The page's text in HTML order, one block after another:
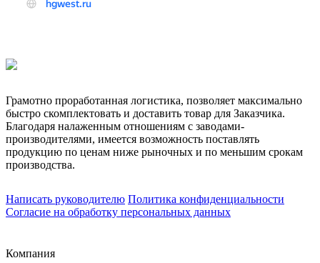
Грамотно проработанная логистика, позволяет максимально
быстро скомплектовать и доставить товар для Заказчика.
Благодаря налаженным отношениям с заводами-
производителями, имеется возможность поставлять
продукцию по ценам ниже рыночных и по меньшим срокам
производства.
Написать руководителю Политика конфиденциальности
Согласие на обработку персональных данных
Компания